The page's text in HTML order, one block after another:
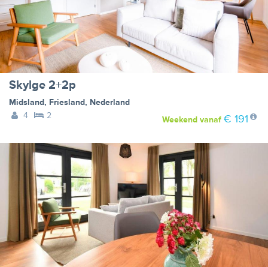
Skylge 2+2p
Midsland, Friesland, Nederland
4
2 Weekendvanaf € 191